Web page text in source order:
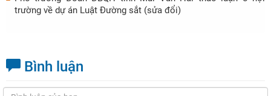
trường về dự án Luật Đường sắt (sửa đổi)
Bình luận